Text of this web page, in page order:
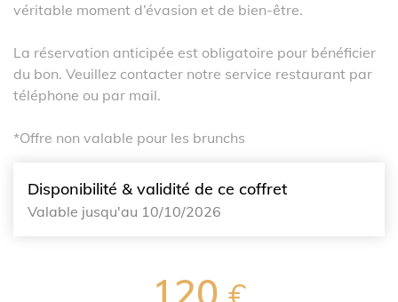
véritable moment d’évasion et de bien-être.
La réservation anticipée est obligatoire pour bénéficier
du bon. Veuillez contacter notre service restaurant par
téléphone ou par mail.
*Offre non valable pour les brunchs
Disponibilité & validité de ce coffret
Valable jusqu'au 10/10/2026